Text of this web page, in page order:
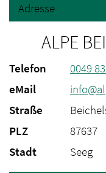
Adresse
ALPE
Telefon
0049
eMail
Straße
PLZ
87637
Stadt
Seeg